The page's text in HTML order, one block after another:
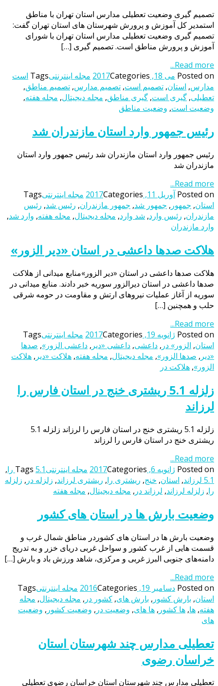
تصمیم گیری وضعیت تعطیلی مدارس استان تهران با مناطق
استمدیر کل آموزش و پرورش شهرستان های استان تهران گفت:
تصمیم گیری وضعیت تعطیلی مدارس استان تهران با شورای
آموزش و پرورش مناطق است. تصمیم گیری […]
Read more...
Posted on می 18, 2017 Categories مجله اینترنتیTags است
مدارس, استان, تصمیم است, تصمیم مدارس, تصمیم مناطق,
تعطیلی, گیری است, گیری مناطق, مجله دیجیتال, مجله هفته,
وضعیت است, وضعیت مناطق
رئیس جمهور وارد استان مازندران شد
رئیس جمهور وارد استان مازندران شد رئیس جمهور وارد استان
مازندران شد
Read more...
Posted on آوریل 11, 2017 Categories مجله اینترنتیTags
استان, جمهور , جمهور شد, جمهور مازندران, رئیس شد, رئیس
مازندران, رئیس وارد, شد وارد, مجله دیجیتال, مجله هفته, وارد شد,
وارد مازندران
هلاکت صدها داعشی در استان «دیر الزور»
هلاکت صدها داعشی در استان «دیر الزور»منابع میدانی از هلاکت
صدها داعشی در استان دیرالزور سوریه خبر دادند. منابع میدانی در
سوریه از آغاز عملیات نیروهای ارتش و مقاومت در حومه شرقی
حلب و همچنین […]
Read more...
Posted on ژانویه 19, 2017 Categories مجله اینترنتیTags
استان, الزور» در , داعشی, داعشی «دیر , داعشی الزور», صدها
«دیر , صدها الزور», مجله دیجیتال, مجله هفته, هلاکت «دیر , هلاکت
الزور», هلاکت در
زلزله 5.1 ریشتری خنج در استان فارس را
لرزاند
زلزله 5.1 ریشتری خنج در استان فارس را لرزاند زلزله 5.1
ریشتری خنج در استان فارس را لرزاند
Read more...
Posted on ژانویه 6, 2017 Categories مجله اینترنتی Tags 5.1 را
,
5.1 لرزاند
, استان, خنج, ریشتری را, ریشتری لرزاند, زلزله در , زلزله
را, زلزله لرزاند, لرزاند در , مجله دیجیتال, مجله هفته
وضعیت بارش ها در استان‌ های کشور
وضعیت بارش ها در استان‌ های کشوردر مناطق شمال غرب و
قسمت هایی از غرب کشور و سواحل غربی دریای خزر و به تدریج
دامنه‌های جنوبی البرز غربی و مرکزی، شاهد ورزش باد و بارش […]
Read more...
Posted on دسامبر 19, 2016 Categories مجله اینترنتیTags
استان, بارش کشور , بارش های, کشور در , مجله دیجیتال, مجله
هفته, ها, ها کشور , ها های, وضعیت در , وضعیت کشور , وضعیت
های
تعطیلی مدارس چند شهرستان استان
خراسان رضوی
تعطیلی مدارس چند شهرستان استان خراسان رضوی تعطیلی